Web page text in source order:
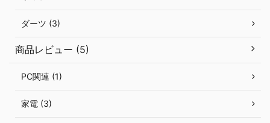
ダーツ (3)
商品レビュー (5)
PC関連 (1)
家電 (3)